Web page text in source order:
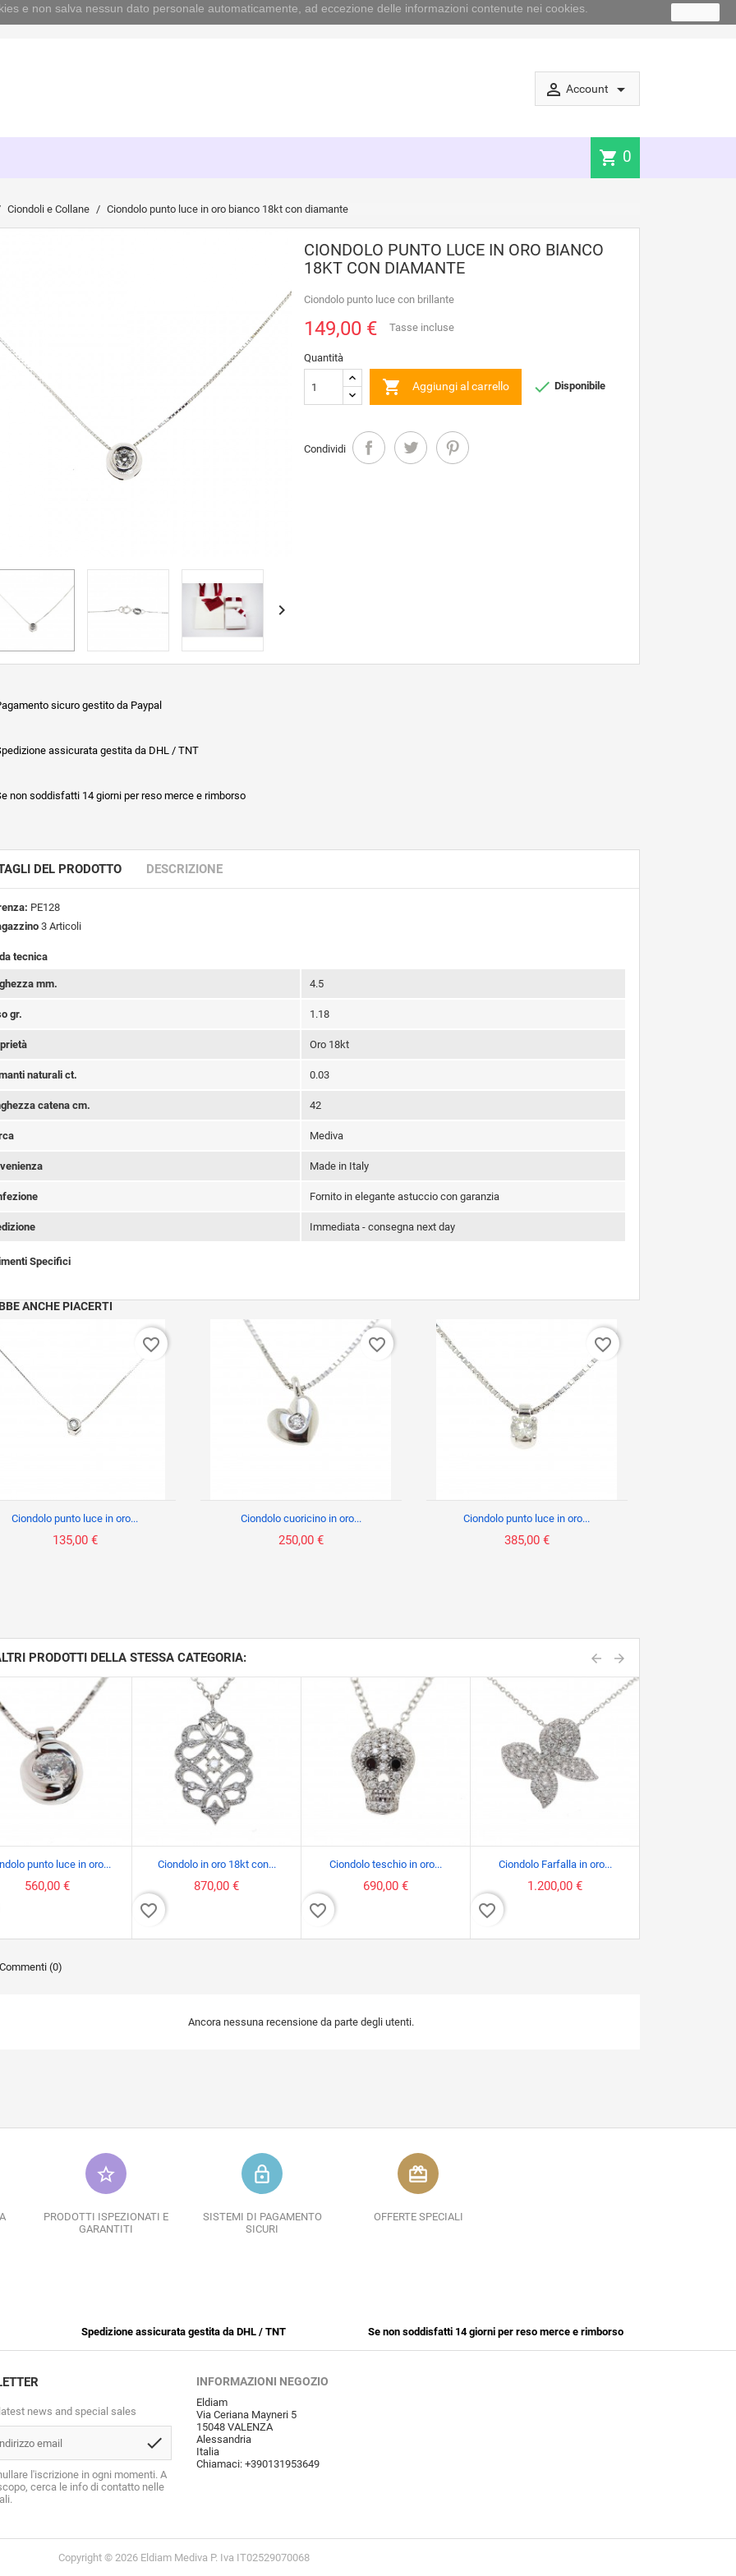
perm_identity Account arrow_drop_down
shopping_cart 0
Ciondoli e Collane Ciondolo punto luce in oro bianco 18kt con diamante

CIONDOLO PUNTO LUCE IN ORO BIANCO
18KT CON DIAMANTE
Ciondolo punto luce con brillante
149,00 € Tasse incluse
Quantità
 Aggiungi al carrello  Disponibile
Condividi
sicuro gestito da Paypal
assicurata gestita da DHL / TNT
non soddisfatti 14 giorni per reso merce e rimborso
DEL PRODOTTO DESCRIZIONE
PE128
3 Articoli
tecnica
mm. 4.5
gr. 1.18
Oro 18kt
naturali ct. 0.03
catena cm. 42
Mediva
Made in Italy
Fornito in elegante astuccio con garanzia
Immediata - consegna next day
Specifici
ANCHE PIACERTI
Ciondolo punto luce in oro...
135,00 €
favorite_border
Ciondolo cuoricino in oro...
250,00 €
favorite_border
Ciondolo punto luce in oro...
385,00 €
favorite_border
PRODOTTI DELLA STESSA CATEGORIA:
punto luce in oro...
560,00 €
Ciondolo in oro 18kt con...
870,00 €
favorite_border
Ciondolo teschio in oro...
690,00 €
favorite_border
Ciondolo Farfalla in oro...
1.200,00 €
favorite_border
(0)
Ancora nessuna recensione da parte degli utenti.
star_border
PRODOTTI ISPEZIONATI E
GARANTITI
lock_outline
SISTEMI DI PAGAMENTO
SICURI
redeem
OFFERTE SPECIALI
Spedizione assicurata gestita da DHL / TNT Se non soddisfatti 14 giorni per reso merce e rimborso
news and special sales
check
l'iscrizione in ogni momenti. A
cerca le info di contatto nelle
INFORMAZIONI NEGOZIO
Eldiam
Via Ceriana Mayneri 5
15048 VALENZA
Alessandria
Italia
Chiamaci: +390131953649
e non salva nessun dato personale automaticamente, ad eccezione delle informazioni contenute nei cookies.
Copyright © 2026 Eldiam Mediva P. Iva IT02529070068